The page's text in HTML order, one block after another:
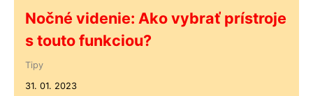
Nočné videnie: Ako vybrať prístroje
s touto funkciou?
Tipy
31. 01. 2023